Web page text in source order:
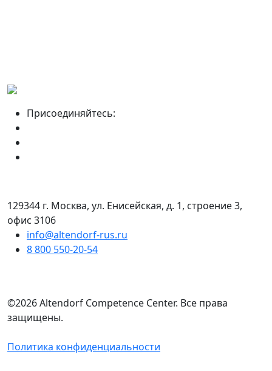
Присоединяйтесь:
129344 г. Москва, ул. Енисейская, д. 1, строение 3,
офис 3106
info@altendorf-rus.ru
8 800 550-20-54
©2026 Altendorf Сompetence Сenter. Все права
защищены.
Политика конфиденциальности